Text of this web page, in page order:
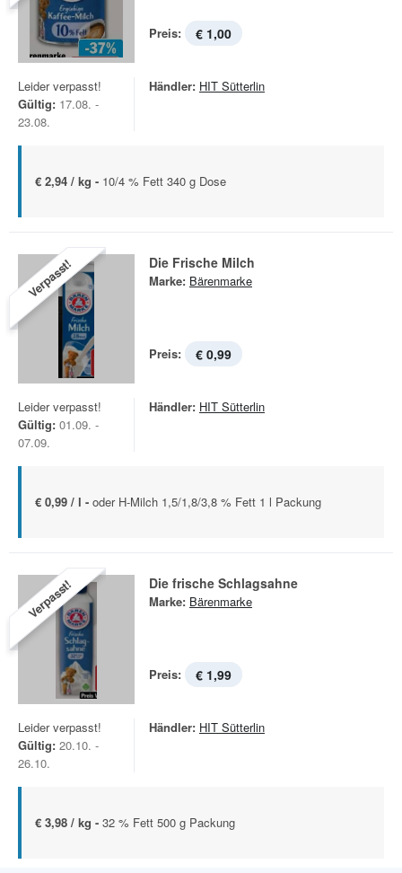
Preis: € 1,00
Leider verpasst!
Gültig: 17.08. -
23.08.
Händler: HIT Sütterlin
€ 2,94 / kg - 10/4 % Fett 340 g Dose
Verpasst! Die Frische Milch
Marke: Bärenmarke
Preis: € 0,99
Leider verpasst!
Gültig: 01.09. -
07.09.
Händler: HIT Sütterlin
€ 0,99 / l - oder H-Milch 1,5/1,8/3,8 % Fett 1 l Packung
Verpasst! Die frische Schlagsahne
Marke: Bärenmarke
Preis: € 1,99
Leider verpasst!
Gültig: 20.10. -
26.10.
Händler: HIT Sütterlin
€ 3,98 / kg - 32 % Fett 500 g Packung